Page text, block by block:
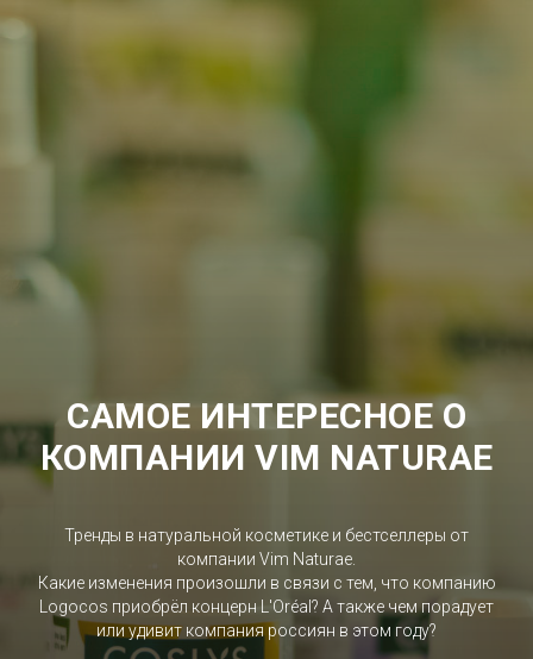
САМОЕ ИНТЕРЕСНОЕ О
КОМПАНИИ VIM NATURAE
Тренды в натуральной косметике и бестселлеры от
компании Vim Naturae.
Какие изменения произошли в связи с тем, что компанию
Logocos приобрёл концерн L'Oréal? А также чем порадует
или удивит компания россиян в этом году?